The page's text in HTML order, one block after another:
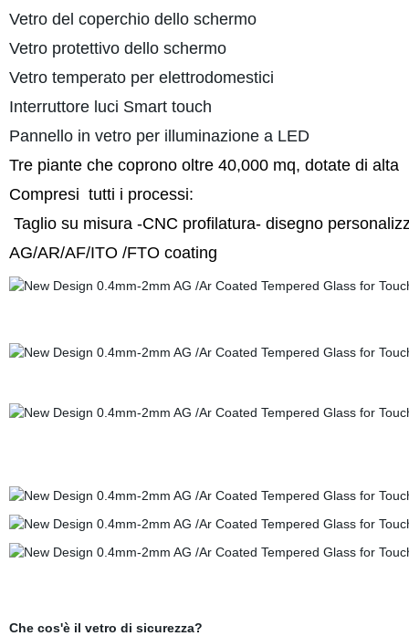
Vetro del coperchio dello schermo
Vetro protettivo dello schermo
Vetro temperato per elettrodomestici
Interruttore luci Smart touch
Pannello in vetro per illuminazione a LED
Tre piante che coprono oltre 40,000 mq, dotate di
Compresi tutti i processi:
Taglio su misura -CNC profilatura- disegno
AG/AR/AF/ITO /FTO coating
Che cos'è il vetro di sicurezza?